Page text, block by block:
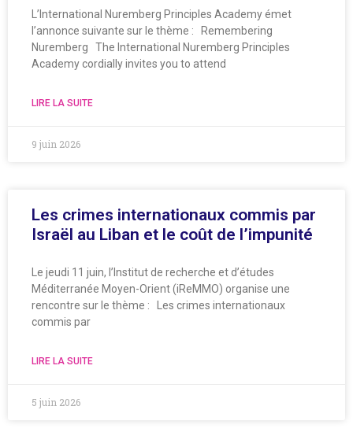
L’International Nuremberg Principles Academy émet
l’annonce suivante sur le thème : Remembering
Nuremberg The International Nuremberg Principles
Academy cordially invites you to attend
LIRE LA SUITE
9 juin 2026
Les crimes internationaux commis par
Israël au Liban et le coût de l’impunité
Le jeudi 11 juin, l’Institut de recherche et d’études
Méditerranée Moyen-Orient (iReMMO) organise une
rencontre sur le thème : Les crimes internationaux
commis par
LIRE LA SUITE
5 juin 2026